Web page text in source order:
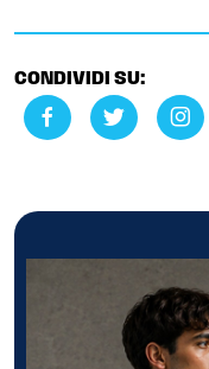
CONDIVIDI SU: